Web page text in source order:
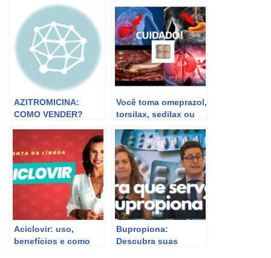
AZITROMICINA:
COMO VENDER?
INDICAÇÕES?
AGREGAR VALOR?
Você toma omeprazol,
torsilax, sedilax ou
indicações e contra
indicações 1
Aciclovir: uso,
benefícios e como
Bupropiona:
Descubra suas